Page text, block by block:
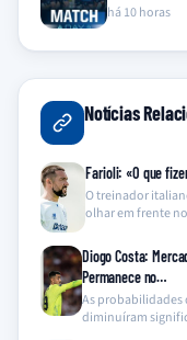
há 10 horas
Notícias
Farioli: «O que
O treinador
olhar em frente
Diogo Costa:
Permanece no…
As probabilidades
diminuíram